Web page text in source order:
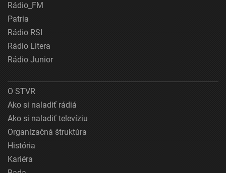
Rádio_FM
Patria
Rádio RSI
Rádio Litera
Rádio Junior
O STVR
Ako si naladiť rádiá
Ako si naladiť televíziu
Organizačná štruktúra
História
Kariéra